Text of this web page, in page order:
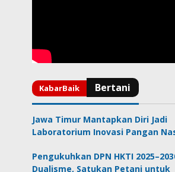
Jawa Timur Mantapkan Diri Jadi
Laboratorium Inovasi Pangan
Pengukuhkan DPN HKTI
Dualisme, Satukan Petani untuk